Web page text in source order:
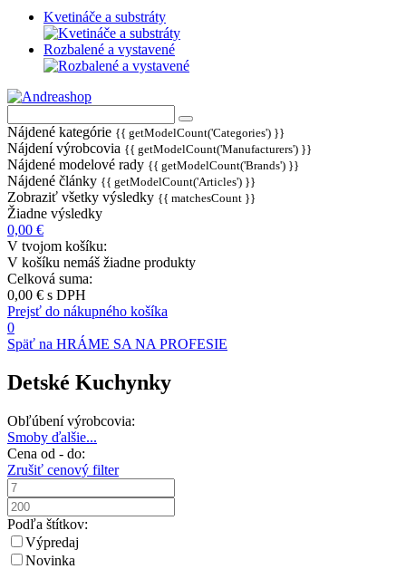
Kvetináče a substráty
Rozbalené a vystavené
Nájdené kategórie {{ getModelCount('Categories') }}
Nájdení výrobcovia {{ getModelCount('Manufacturers') }}
Nájdené modelové rady {{ getModelCount('Brands') }}
Nájdené články {{ getModelCount('Articles') }}
Zobraziť všetky výsledky {{ matchesCount }}
Žiadne výsledky
0,00 €
V tvojom košíku:
V košíku nemáš žiadne produkty
Celková suma:
0,00 € s DPH
Prejsť do nákupného košíka
0
Späť na HRÁME SA NA PROFESIE
Detské Kuchynky
Obľúbení výrobcovia:
Smoby ďalšie...
Cena od - do:
Zrušiť cenový filter
Podľa štítkov:
Výpredaj
Novinka